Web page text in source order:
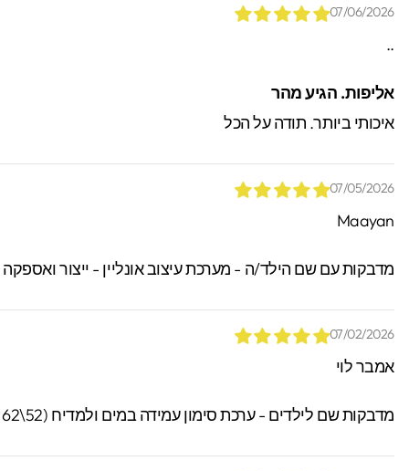
ניתן לאתר / לקבל הזמנות.
07/06/2026
..
אליפות. הגיע מהר
איכותי ביותר. תודה על הכל
07/05/2026
Maayan
מדבקות עם שם הילד/ה - מערכת עיצוב אונליין - ייצור
07/02/2026
אמבר לוי
מדבקות שם לילדים - ערכת סימון עמידה במים ולמדיח (52\62 מדבקות)